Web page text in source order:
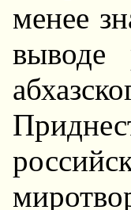
менее
выводе